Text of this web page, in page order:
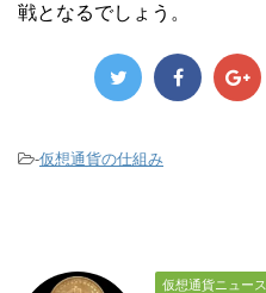
戦となるでしょう。
-仮想通貨の仕組み
仮想通貨ニュース